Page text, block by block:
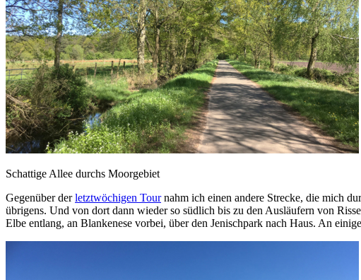
Schattige Allee durchs Moorgebiet
Gegenüber derletztwöchigen Tournahm ich einen andere Strecke, die mich
übrigens. Und von dort dann wieder so südlich bis zu den Ausläufern von
Elbe entlang, an Blankenese vorbei, über den Jenischpark nach Haus. An